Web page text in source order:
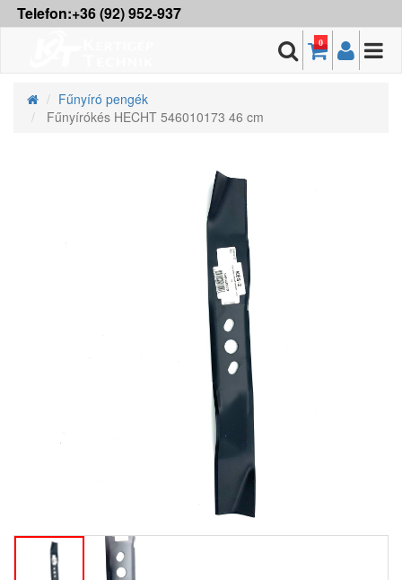
Telefon:+36 (92) 952-937
0
Fűnyíró pengék
Fűnyírókés HECHT 546010173 46 cm